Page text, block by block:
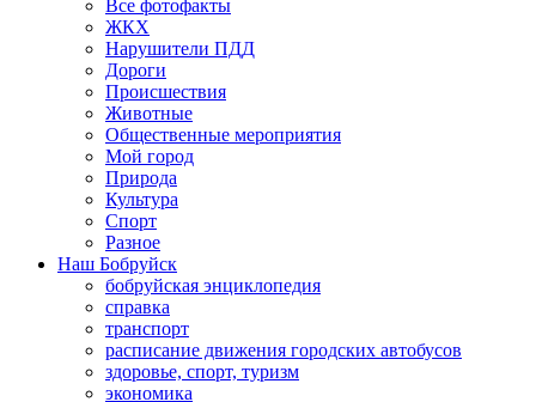
Все фотофакты
ЖКХ
Нарушители ПДД
Дороги
Происшествия
Животные
Общественные мероприятия
Мой город
Природа
Культура
Спорт
Разное
Наш Бобруйск
бобруйская энциклопедия
справка
транспорт
расписание движения городских автобусов
здоровье, спорт, туризм
экономика